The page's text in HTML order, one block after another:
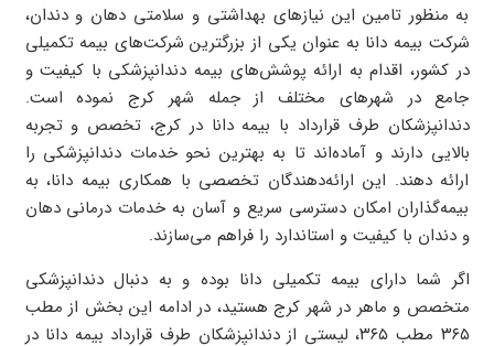
به منظور تامین این نیازهای بهداشتی و سلامتی دهان و دندان،
شرکت بیمه دانا به عنوان یکی از بزرگترین شرکت‌های بیمه تکمیلی
در کشور، اقدام به ارائه پوشش‌های بیمه دندانپزشکی با کیفیت و
جامع در شهرهای مختلف از جمله شهر کرج نموده است.
دندانپزشکان طرف قرارداد با بیمه دانا در کرج، تخصص و تجربه
بالایی دارند و آماده‌اند تا به بهترین نحو خدمات دندانپزشکی را
ارائه دهند. این ارائه‌دهندگان تخصصی با همکاری بیمه دانا، به
بیمه‌گذاران امکان دسترسی سریع و آسان به خدمات درمانی دهان
و دندان با کیفیت و استاندارد را فراهم می‌سازند.
اگر شما دارای بیمه تکمیلی دانا بوده و به دنبال دندانپزشکی
متخصص و ماهر در شهر کرج هستید، در ادامه این بخش از مطب
۳۶۵ مطب ۳۶۵، لیستی از دندانپزشکان طرف قرارداد بیمه دانا در